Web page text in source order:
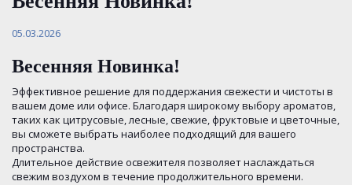
05.03.2026
Весенняя Новинка!
Эффективное решение для поддержания свежести и чистоты в
вашем доме или офисе. Благодаря широкому выбору ароматов,
таких как цитрусовые, лесные, свежие, фруктовые и цветочные,
вы сможете выбрать наиболее подходящий для вашего
пространства.
Длительное действие освежителя позволяет наслаждаться
свежим воздухом в течение продолжительного времени.